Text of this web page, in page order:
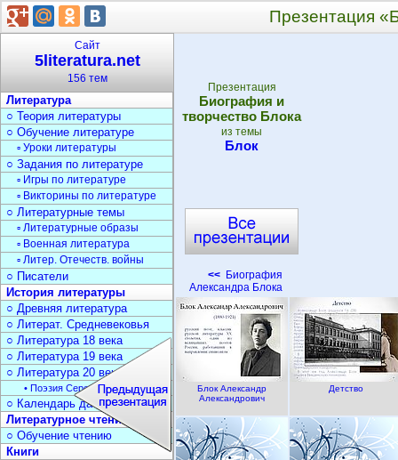
Презентация
Презентация
Биография и
творчество Блока
из темы
Блок
<< Биография
Александра Блока
Блок Александр
Александрович
Детство
Сайт
5literatura.net
156 тем
Литература
○ Теория литературы
○ Обучение литературе
▫ Уроки литературы
○ Задания по литературе
▫ Игры по литературе
▫ Викторины по литературе
○ Литературные темы
▫ Литературные образы
▫ Военная литература
▫ Литер. Отечеств. войны
○ Писатели
История литературы
○ Древняя литература
○ Литерат. Средневековья
○ Литература 18 века
○ Литература 19 века
○ Литература 20 века
• Поэзия Серебрян. века
○ Календарь дат
Литературное чтение
○ Обучение чтению
Книги